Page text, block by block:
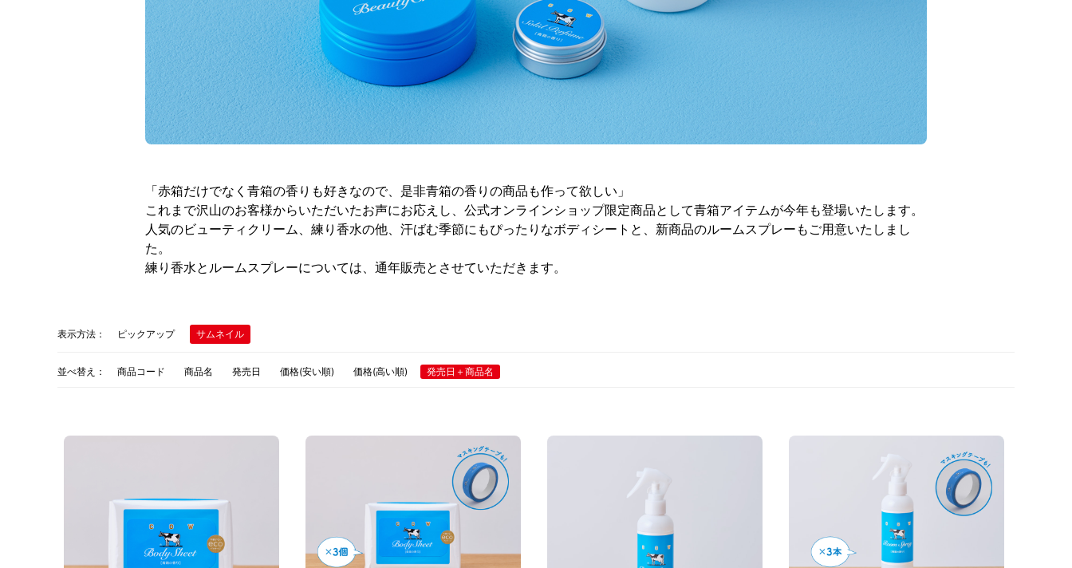
「赤箱だけでなく青箱の香りも好きなので、是非青箱の香りの商品も作って欲しい」
これまで沢山のお客様からいただいたお声にお応えし、公式オンラインショップ限定商品として青箱アイテムが今年も登場いたします。
人気のビューティクリーム、練り香水の他、汗ばむ季節にもぴったりなボディシートと、新商品のルームスプレーもご用意いたしまし
た。
練り香水とルームスプレーについては、通年販売とさせていただきます。
表示方法： ピックアップ サムネイル
並べ替え： 商品コード 商品名 発売日 価格(安い順) 価格(高い順) 発売日＋商品名